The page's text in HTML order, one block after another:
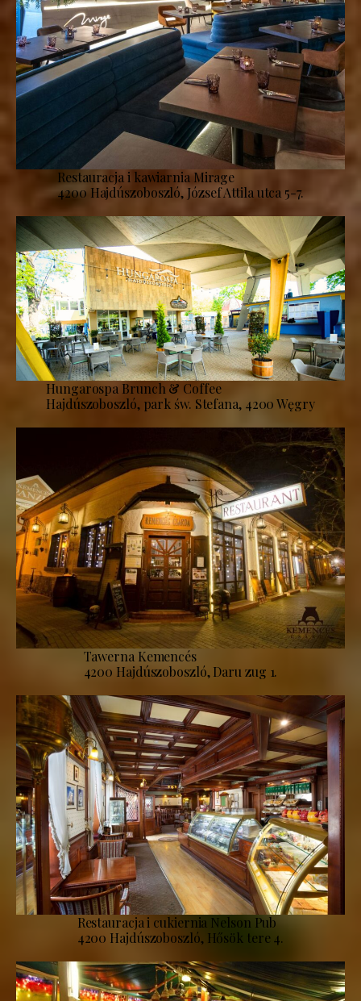
Restauracja i kawiarnia Mirage
4200 Hajdúszoboszló, József Attila utca 5-7.
Hungarospa Brunch & Coffee
Hajdúszoboszló, park św. Stefana, 4200 Węgry
Tawerna Kemencés
4200 Hajdúszoboszló, Daru zug 1.
Restauracja i cukiernia Nelson Pub
4200 Hajdúszoboszló, Hősök tere 4.